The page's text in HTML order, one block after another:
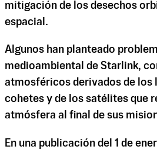
mitigación de los desechos
espacial.
Algunos han planteado
medioambiental de Starlink,
atmosféricos derivados de los
cohetes y de los satélites que
atmósfera al final de sus
En una publicación del 1 de